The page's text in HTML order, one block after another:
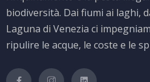
biodiversità. Dai fiumi ai laghi,
Laguna di Venezia ci
ripulire le acque, le coste e le